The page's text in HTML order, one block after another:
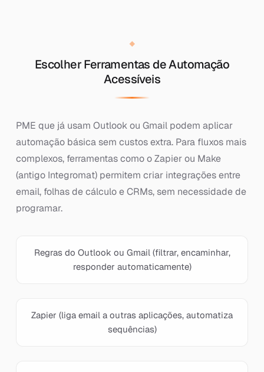
Escolher Ferramentas de Automação
Acessíveis
PME que já usam Outlook ou Gmail podem aplicar
automação básica sem custos extra. Para fluxos mais
complexos, ferramentas como o Zapier ou Make
(antigo Integromat) permitem criar integrações entre
email, folhas de cálculo e CRMs, sem necessidade de
programar.
Regras do Outlook ou Gmail (filtrar, encaminhar,
responder automaticamente)
Zapier (liga email a outras aplicações, automatiza
sequências)